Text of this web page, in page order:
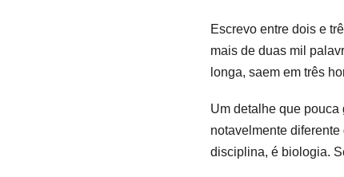
Escrevo entre dois e
mais de duas mil
longa, saem em três
Um detalhe que
notavelmente
disciplina, é biologia.